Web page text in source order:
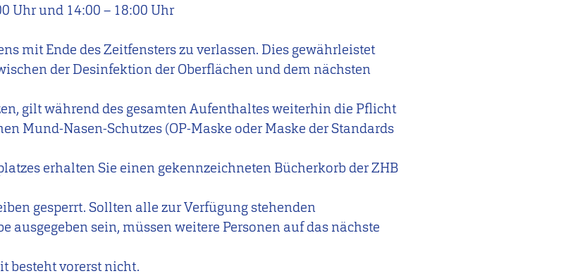
Uhr und 14:00 – 18:00 Uhr
mit Ende des Zeitfensters zu verlassen. Dies gewährleistet
der Desinfektion der Oberflächen und dem nächsten
gilt während des gesamten Aufenthaltes weiterhin die Pflicht
Mund-Nasen-Schutzes (OP-Maske oder Maske der Standards
erhalten Sie einen gekennzeichneten Bücherkorb der ZHB
gesperrt. Sollten alle zur Verfügung stehenden
ausgegeben sein, müssen weitere Personen auf das nächste
besteht vorerst nicht.